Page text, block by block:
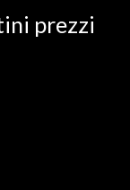
prezzi